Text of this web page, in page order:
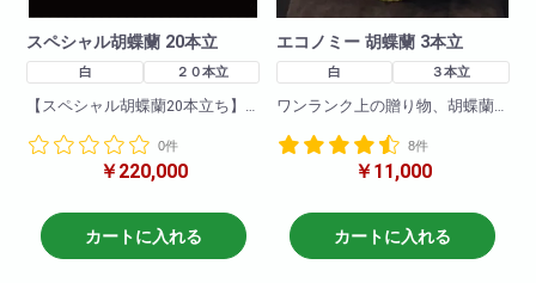
スペシャル胡蝶蘭 20本立
白 ２０本立
【スペシャル胡蝶蘭20本立ち】
開設お祝い・移転お祝いに最
適! お誕生日祝い・お店の周年
にも豪華な胡蝶蘭は最適です!
商品について
0件
￥220,000
カートに入れる
エコノミー 胡蝶蘭 3本立
白 ３本立
ワンランク上の贈り物、胡蝶蘭3
開店、新築などのあらゆるイベ
ントでワンランク上の贈り物と
写真は一例です。お値段も11,000
円(税込)～ご希望価格帯にあわせ
8件
￥11,000
カートに入れる